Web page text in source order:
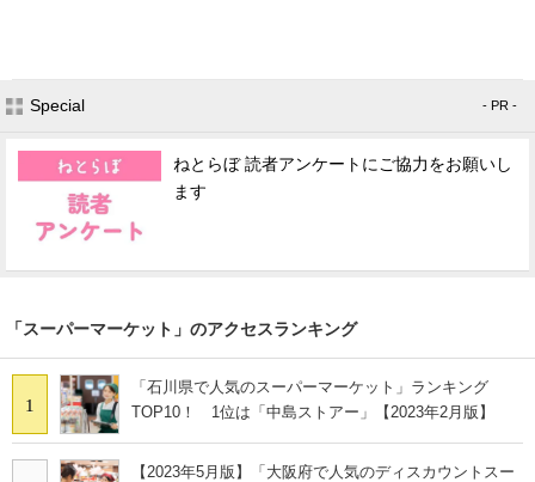
Special - PR -
ねとらぼ 読者アンケートにご協力をお願いし
ます
「スーパーマーケット」のアクセスランキング
1
「石川県で人気のスーパーマーケット」ランキング
TOP10！ 1位は「中島ストアー」【2023年2月版】
【2023年5月版】「大阪府で人気のディスカウントスー